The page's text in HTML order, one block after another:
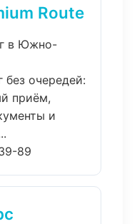
Route
в Южно-
без очередей:
приём,
и
89